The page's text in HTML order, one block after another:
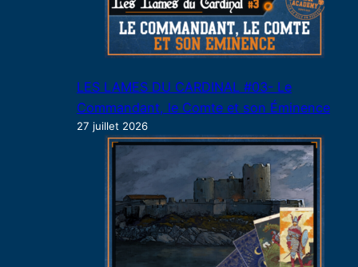
LES LAMES DU CARDINAL #03- Le
Commandant, le Comte et son Éminence
27 juillet 2026